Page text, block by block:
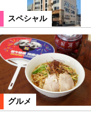
スペシャル
グルメ